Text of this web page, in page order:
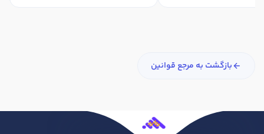
بازگشت به مرجع قوانین